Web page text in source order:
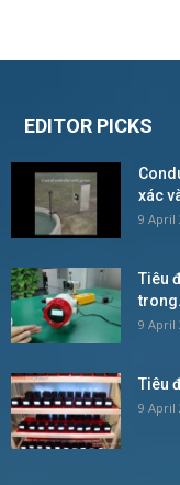
EDITOR PICKS
xác
9 April
Tiêu
9 April
Tiêu
9 April